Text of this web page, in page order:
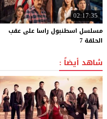
02:17:35
مسلسل اسطنبول راسا على عقب
الحلقة 7
شاهد أيضاً :